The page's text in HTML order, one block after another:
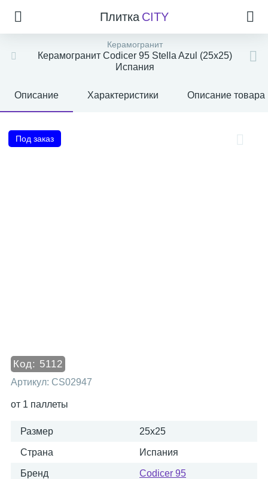
Плитка CITY
Керамогранит
Керамогранит Codicer 95 Stella Azul (25x25)
Испания
Описание Характеристики Описание товара
Под заказ
Код: 5112
Артикул: CS02947
от 1 паллеты
Размер 25x25
Страна Испания
Бренд Codicer 95